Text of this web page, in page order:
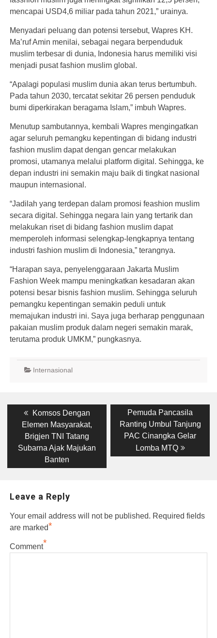
mencapai USD4,6 miliar pada tahun 2021,” urainya.
Menyadari peluang dan potensi tersebut, Wapres KH.
Ma’ruf Amin menilai, sebagai negara berpenduduk
muslim terbesar di dunia, Indonesia harus memiliki visi
menjadi pusat fashion muslim global.
“Apalagi populasi muslim dunia akan terus bertumbuh.
Pada tahun 2030, tercatat sekitar 26 persen penduduk
bumi diperkirakan beragama Islam,” imbuh Wapres.
Menutup sambutannya, kembali Wapres mengingatkan
agar seluruh pemangku kepentingan di bidang industri
fashion muslim dapat dengan gencar melakukan
promosi, utamanya melalui platform digital. Sehingga, ke
depan industri ini semakin maju baik di tingkat nasional
maupun internasional.
“Jadilah yang terdepan dalam promosi feashion muslim
secara digital. Sehingga negara lain yang tertarik dan
melakukan riset di bidang fashion muslim dapat
memperoleh informasi selengkap-lengkapnya tentang
industri fashion muslim di Indonesia,” terangnya.
“Harapan saya, penyelenggaraan Jakarta Muslim
Fashion Week mampu meningkatkan kesadaran akan
potensi besar bisnis fashion muslim. Sehingga seluruh
pemangku kepentingan semakin peduli untuk
memajukan industri ini. Saya juga berharap penggunaan
pakaian muslim produk dalam negeri semakin marak,
terutama produk UMKM,” pungkasnya.
Internasional
Post
navigation
Previous
post:
Komsos Dengan
Elemen Masyarakat,
Brigjen TNI Tatang
Subarna Ajak Majukan
Banten
Next
post:
Pemuda Pancasila
Ranting Umbul Tanjung
PAC Cinangka Gelar
Lomba MTQ
Leave a Reply
Your email address will not be published. Required fields
are marked*
Comment*